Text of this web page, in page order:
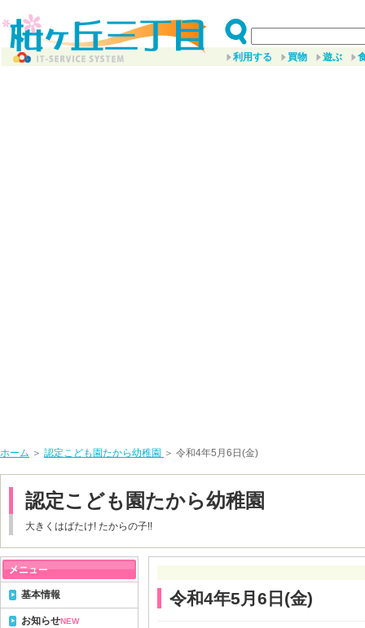
利用する 買物 遊ぶ
ホーム ＞ 認定こども園たから幼稚園 ＞ 令和4年5月6日(金)
認定こども園たから幼稚園
大きくはばたけ! たからの子!!
令和4年5月6日(金)
基本情報
お知らせNEW